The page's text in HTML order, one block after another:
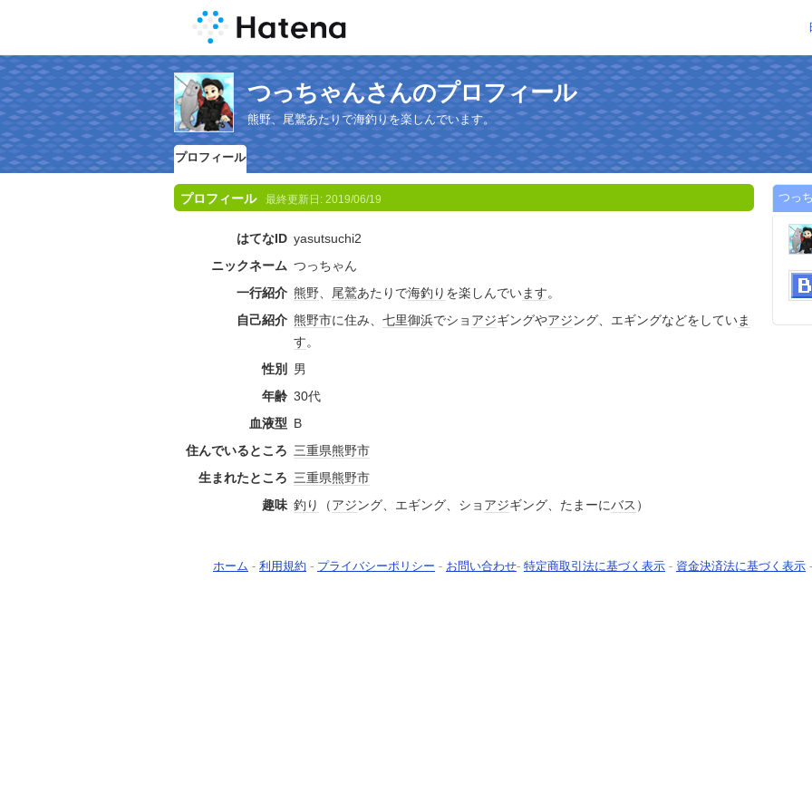
つっちゃんさんのプロフィール
熊野、尾鷲あたりで海釣りを楽しんでいます。
プロフィール
プロフィール 最終更新日: 2019/06/19
はてなID yasutsuchi2
ニックネーム つっちゃん
一行紹介 熊野、 尾鷲あたりで海釣り を楽しんでいます。
自己紹介 熊野市に住み、 七里御浜でショ アジギングやアジング、エギングなどをしていま
す。
性別
男
年齢 30代
血液型 B
住んでいるところ 三重県熊野市
生まれたところ 三重県熊野市
趣味 釣り （アジング、エギング、ショ アジギング、たまーにバス ）
つっ
ホーム - 利用規約 - プライバシーポリシー - お問い合わせ- 特定商取引法に基づく表示 - 資金決済法に基づく表示 -